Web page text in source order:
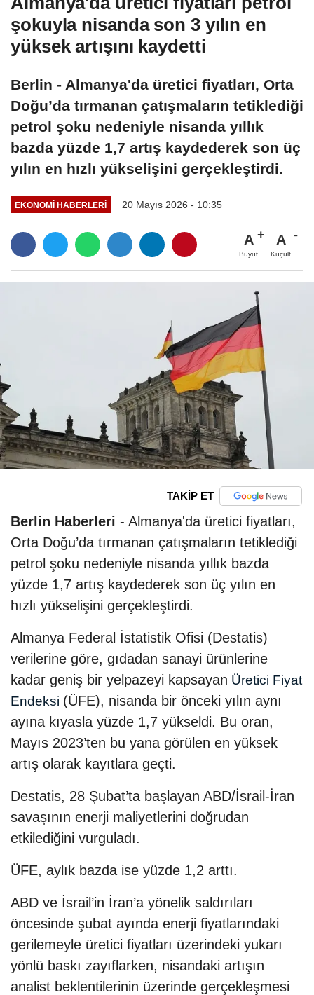
şokuyla nisanda son 3 yılın en
yüksek artışını kaydetti
Berlin - Almanya'da üretici fiyatları, Orta
Doğu’da tırmanan çatışmaların tetiklediği
petrol şoku nedeniyle nisanda yıllık
bazda yüzde 1,7 artış kaydederek son üç
yılın en hızlı yükselişini gerçekleştirdi.
EKONOMI HABERLERI 20 Mayıs 2026 - 10:35
A
Büyüt
A
Küçült
TAKİP ET
Berlin Haberleri - Almanya'da üretici fiyatları,
Orta Doğu’da tırmanan çatışmaların tetiklediği
petrol şoku nedeniyle nisanda yıllık bazda
yüzde 1,7 artış kaydederek son üç yılın en
hızlı yükselişini gerçekleştirdi.
Almanya Federal İstatistik Ofisi (Destatis)
verilerine göre, gıdadan sanayi ürünlerine
kadar geniş bir yelpazeyi kapsayan Üretici Fiyat
Endeksi (ÜFE), nisanda bir önceki yılın aynı
ayına kıyasla yüzde 1,7 yükseldi. Bu oran,
Mayıs 2023’ten bu yana görülen en yüksek
artış olarak kayıtlara geçti.
Destatis, 28 Şubat’ta başlayan ABD/İsrail-İran
savaşının enerji maliyetlerini doğrudan
etkilediğini vurguladı.
ÜFE, aylık bazda ise yüzde 1,2 arttı.
ABD ve İsrail’in İran’a yönelik saldırıları
öncesinde şubat ayında enerji fiyatlarındaki
gerilemeyle üretici fiyatları üzerindeki yukarı
yönlü baskı zayıflarken, nisandaki artışın
analist beklentilerinin üzerinde gerçekleşmesi